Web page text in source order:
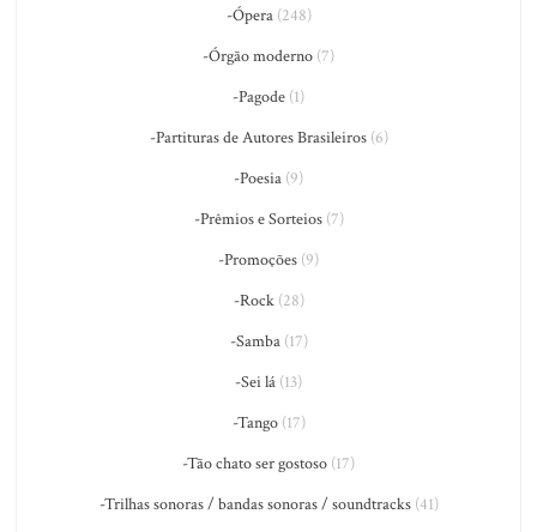
-Ópera(248)
-Órgão moderno (7)
-Pagode (1)
-Partituras de Autores Brasileiros(6)
-Poesia (9)
-Prêmios e Sorteios(7)
-Promoções (9)
-Rock(28)
-Samba(17)
-Sei lá (13)
-Tango(17)
-Tão chato ser gostoso (17)
-Trilhas sonoras / bandas sonoras / soundtracks(41)